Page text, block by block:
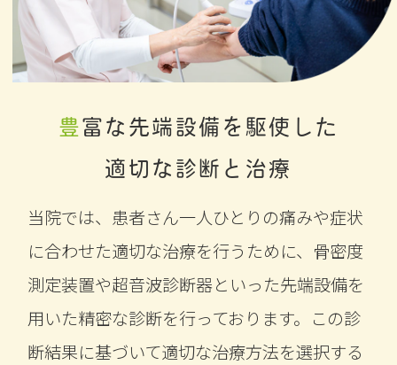
豊富な先端設備を駆使した
適切な診断と治療
当院では、患者さん一人ひとりの痛みや症状
に合わせた適切な治療を行うために、骨密度
測定装置や超音波診断器といった先端設備を
用いた精密な診断を行っております。この診
断結果に基づいて適切な治療方法を選択する